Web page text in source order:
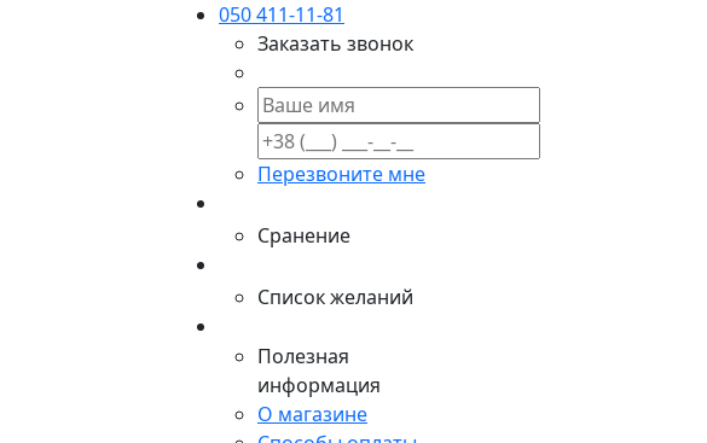
050 411-11-81
Заказать звонок
Перезвоните мне
Сранение
Список желаний
Полезная
информация
О магазине